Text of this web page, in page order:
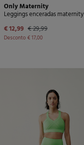
Only Maternity
Leggings enceradas maternity
€ 12,99 € 29,99
Desconto€ 17,00